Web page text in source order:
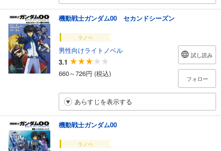
機動戦士ガンダム00 セカンドシーズン
ラノベ
男性向けライトノベル
3.1
660～726円 (税込)
試し読み
フォロー
あらすじを表示する
機動戦士ガンダム00
ラノベ